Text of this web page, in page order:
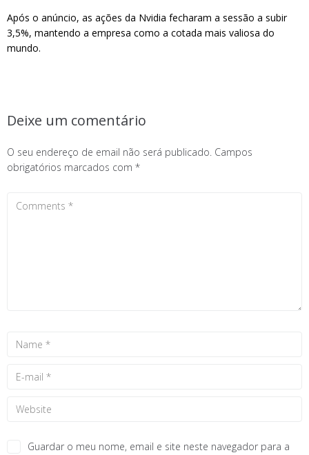
Após o anúncio, as ações da Nvidia fecharam a sessão a subir
3,5%, mantendo a empresa como a cotada mais valiosa do
mundo.
Deixe um comentário
O seu endereço de email não será publicado. Campos
obrigatórios marcados com *
Guardar o meu nome, email e site neste navegador para a